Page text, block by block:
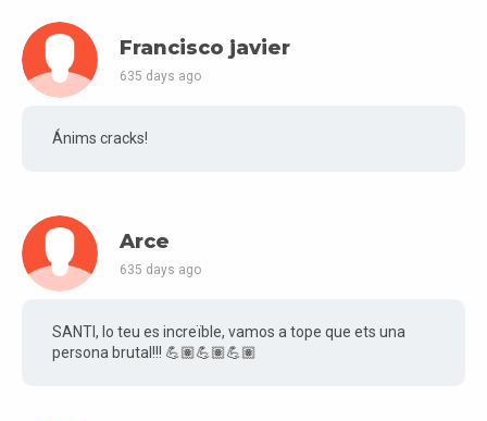
Francisco javier
635 days ago
Ánims cracks!
Arce
635 days ago
SANTI, lo teu es increïble, vamos a tope que ets una
persona brutal!!! 💪🏽💪🏽💪🏽